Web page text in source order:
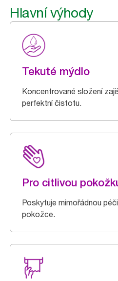
Hlavní výhody
Tekuté mýdlo
Koncentrované složení
perfektní čistotu.
Pro citlivou
Poskytuje mimořádnou
pokožce.